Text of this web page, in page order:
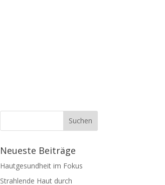
Neueste Beiträge
Hautgesundheit im Fokus
Strahlende Haut durch